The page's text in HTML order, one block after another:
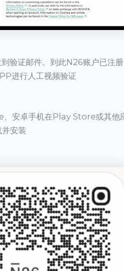
验证邮件。到此N26账户已注册
进行人工视频验证
安卓手机在Play Store或其他
安装